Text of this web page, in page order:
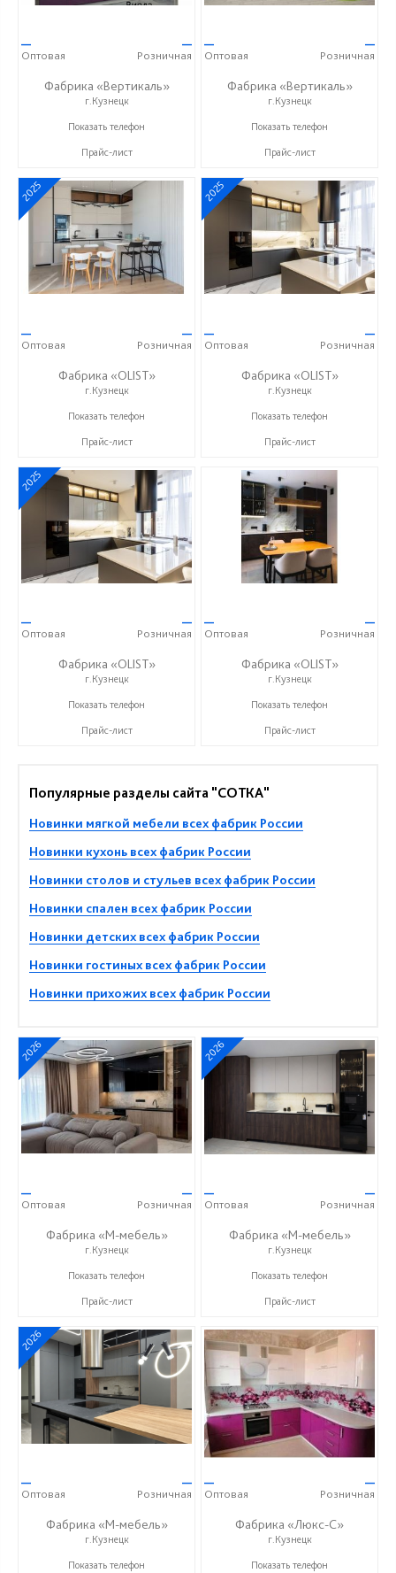
—
Оптовая
—
Розничная
Фабрика «Вертикаль»
г.Кузнецк
+7 (927) 38-059-88
Показать телефон
Прайс-лист
—
Оптовая
—
Розничная
Фабрика «Вертикаль»
г.Кузнецк
+7 (927) 38-059-88
Показать телефон
Прайс-лист
2025
—
Оптовая
—
Розничная
Фабрика «OLIST»
г.Кузнецк
+7 937 412 77 79
Показать телефон
Прайс-лист
2025
—
Оптовая
—
Розничная
Фабрика «OLIST»
г.Кузнецк
+7 937 412 77 79
Показать телефон
Прайс-лист
2025
—
Оптовая
—
Розничная
Фабрика «OLIST»
г.Кузнецк
+7 937 412 77 79
Показать телефон
Прайс-лист
—
Оптовая
—
Розничная
Фабрика «OLIST»
г.Кузнецк
+7 937 412 77 79
Показать телефон
Прайс-лист
Популярные разделы сайта "СОТКА"
Новинки мягкой мебели всех фабрик России
Новинки кухонь всех фабрик России
Новинки столов и стульев всех фабрик России
Новинки спален всех фабрик России
Новинки детских всех фабрик России
Новинки гостиных всех фабрик России
Новинки прихожих всех фабрик России
2026
—
Оптовая
—
Розничная
Фабрика «М-мебель»
г.Кузнецк
+7 (902) 349-19-19
Показать телефон
Прайс-лист
2026
—
Оптовая
—
Розничная
Фабрика «М-мебель»
г.Кузнецк
+7 (902) 349-19-19
Показать телефон
Прайс-лист
2026
—
Оптовая
—
Розничная
Фабрика «М-мебель»
г.Кузнецк
+7 (902) 349-19-19
Показать телефон
—
Оптовая
—
Розничная
Фабрика «Люкс-С»
г.Кузнецк
+ 7 (999) 748-11-11
Показать телефон